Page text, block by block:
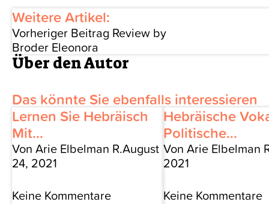
Weitere Artikel:
Vorheriger Beitrag Review by
Broder Eleonora
Über den Autor
Das könnte Sie ebenfalls interessieren
Lernen Sie Hebräisch
Mit...
Von Arie Elbelman R.August
24, 2021
Keine Kommentare
Hebräische
Politische...
Von Arie Elbelman
2021
Keine Kommentare